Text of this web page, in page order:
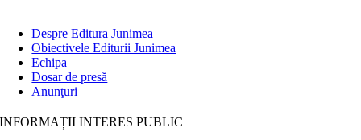
Despre Editura Junimea
Obiectivele Editurii Junimea
Echipa
Dosar de presă
Anunţuri
INFORMAȚII INTERES PUBLIC